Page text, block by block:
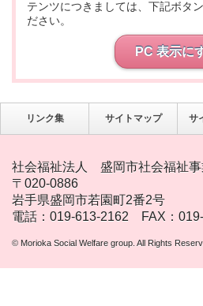
テンツにつきましては、下記ボタ
ださい。
PC 表示に
リンク集 サイトマップ サ
社会福祉法人 盛岡市社会福祉事
〒020-0886
岩手県盛岡市若園町2番2号
電話：019-613-2162 FAX：
© Morioka Social Welfare group. All Rights